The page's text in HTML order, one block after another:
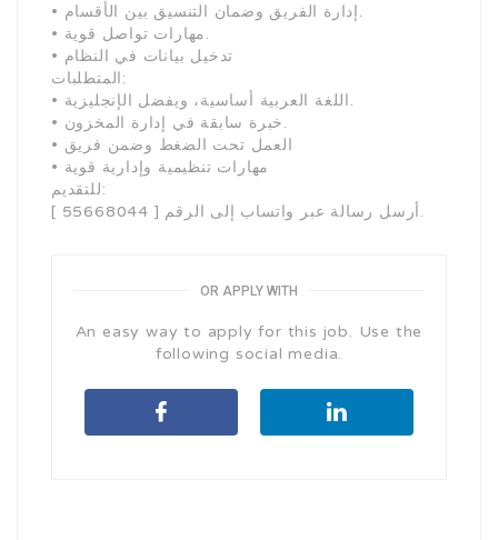
• إدارة الفريق وضمان التنسيق بين الأقسام.
• مهارات تواصل قوية.
• تدخيل بيانات في النظام
المتطلبات:
• اللغة العربية أساسية، ويفضل الإنجليزية.
• خبرة سابقة في إدارة المخزون.
• العمل تحت الضغط وضمن فريق
• مهارات تنظيمية وإدارية قوية
للتقديم:
أرسل رسالة عبر واتساب إلى الرقم [ 55668044 ].
OR APPLY WITH
An easy way to apply for this job. Use the
following social media.